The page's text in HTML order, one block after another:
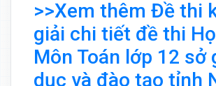
>>Xem thêm Đề thi
giải chi tiết đề thi
Môn Toán lớp 12 sở
dục và đào tạo tỉnh